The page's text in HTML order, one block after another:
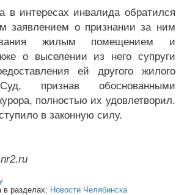
в интересах инвалида обратился
заявлением о признании за ним
жилым помещением и
о выселении из него супруги
ей другого жилого
признав обоснованными
полностью их удовлетворил.
в законную силу.
в разделах: Новости Челябинска